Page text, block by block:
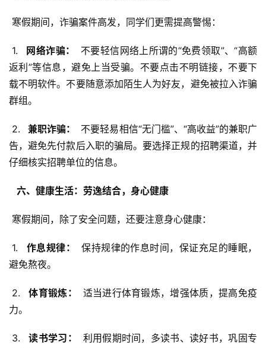
寒假期间，诈骗案件高发，同学们更需提高警惕：
1.
  网络诈骗：
不要轻信网络上所谓的“免费领取”、“高额
返利”等信息，避免上当受骗。不要点击不明链接，不要下
载不明软件。不要随意添加陌生人为好友，避免被拉入诈骗
群组。
2.
  兼职诈骗：
不要轻易相信“无门槛”、“高收益”的兼职广
告，避免先付款后入职的骗局。要选择正规的招聘渠道，并
仔细核实招聘单位的信息。
  六、健康生活：劳逸结合，身心健康
寒假期间，除了安全问题，还要注意身心健康：
1.
  作息规律：
保持规律的作息时间，保证充足的睡眠，
避免熬夜。
2.
  体育锻炼：
适当进行体育锻炼，增强体质，提高免疫
力。
3.
  读书学习：
利用假期时间，多读书、读好书，巩固专